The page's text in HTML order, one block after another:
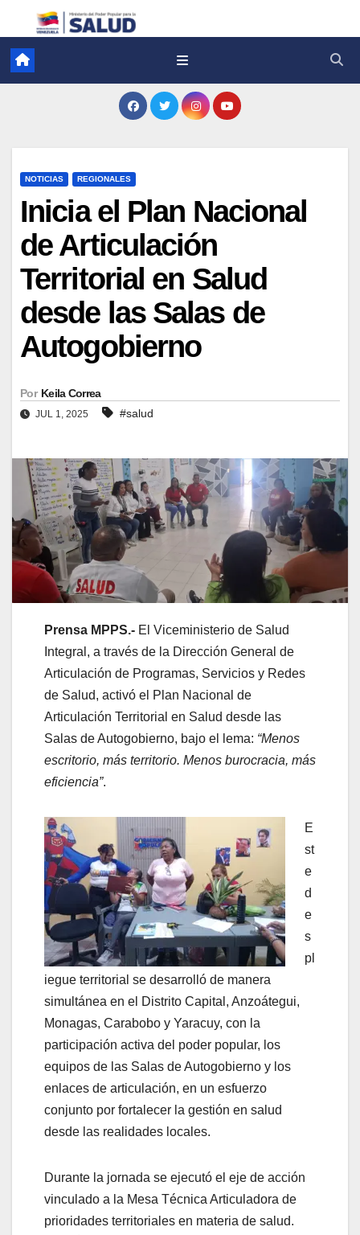
NOTICIAS REGIONALES
Inicia el Plan Nacional
de Articulación
Territorial en Salud
desde las Salas de
Autogobierno
Por Keila Correa
JUL 1, 2025 #salud
Prensa MPPS.- El Viceministerio de Salud
Integral, a través de la Dirección General de
Articulación de Programas, Servicios y Redes
de Salud, activó el Plan Nacional de
Articulación Territorial en Salud desde las
Salas de Autogobierno, bajo el lema: “Menos
escritorio, más territorio. Menos burocracia, más
eficiencia”.
E
st
e
d
e
s
pl
iegue territorial se desarrolló de manera
simultánea en el Distrito Capital, Anzoátegui,
Monagas, Carabobo y Yaracuy, con la
participación activa del poder popular, los
equipos de las Salas de Autogobierno y los
enlaces de articulación, en un esfuerzo
conjunto por fortalecer la gestión en salud
desde las realidades locales.
Durante la jornada se ejecutó el eje de acción
vinculado a la Mesa Técnica Articuladora de
prioridades territoriales en materia de salud.